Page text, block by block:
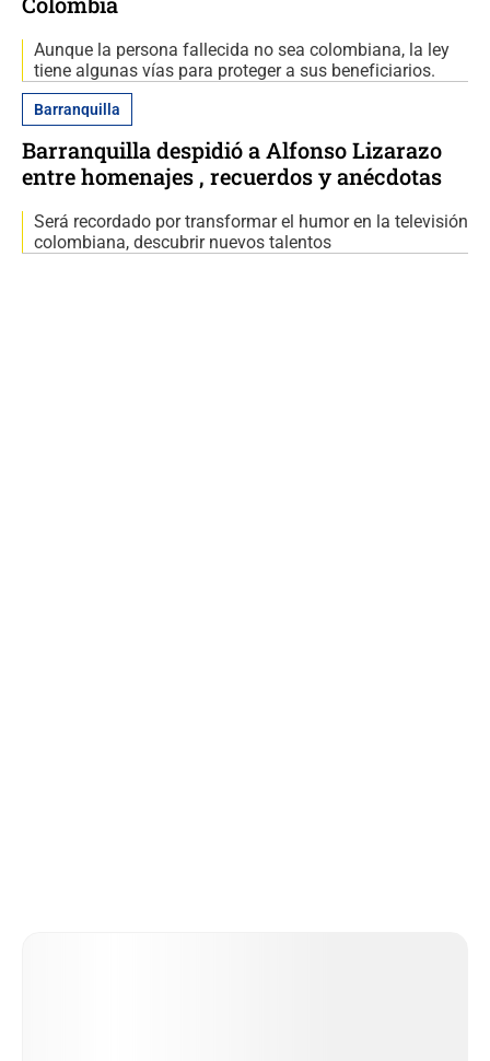
Aunque la persona fallecida no sea colombiana, la ley
tiene algunas vías para proteger a sus beneficiarios.
Barranquilla
Barranquilla despidió a Alfonso Lizarazo
entre homenajes , recuerdos y anécdotas
Será recordado por transformar el humor en la televisión
colombiana, descubrir nuevos talentos